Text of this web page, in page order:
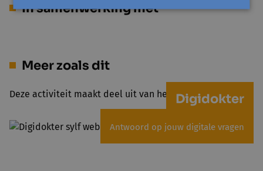
In samenwerking met
Meer zoals dit
Deze activiteit maakt deel uit van het project Digidokter
Digidokter
Antwoord op jouw digitale vragen